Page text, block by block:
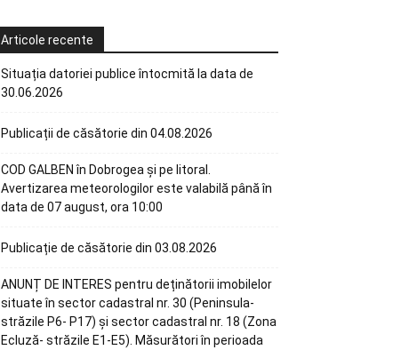
Articole recente
Situația datoriei publice întocmită la data de
30.06.2026
Publicații de căsătorie din 04.08.2026
COD GALBEN în Dobrogea și pe litoral.
Avertizarea meteorologilor este valabilă până în
data de 07 august, ora 10:00
Publicație de căsătorie din 03.08.2026
ANUNȚ DE INTERES pentru deținătorii imobilelor
situate în sector cadastral nr. 30 (Peninsula-
străzile P6- P17) și sector cadastral nr. 18 (Zona
Ecluză- străzile E1-E5). Măsurători în perioada